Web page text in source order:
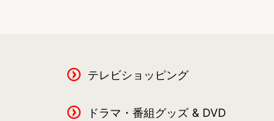
テレビショッピング
ドラマ・番組グッズ & DVD